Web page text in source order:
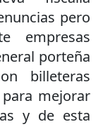
pero
empresas
porteña
billeteras
mejorar
y de esta